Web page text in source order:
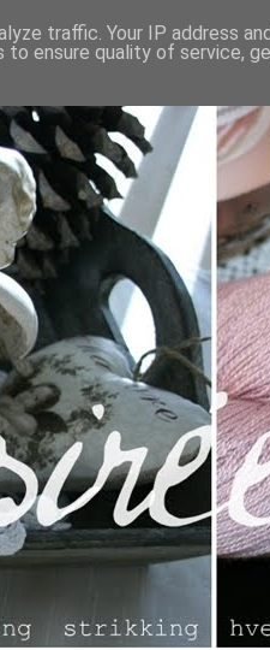
traffic. Your IP address
ensure quality of service,